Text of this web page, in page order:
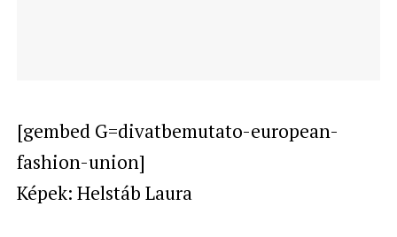
[gembed G=divatbemutato-european-
fashion-union]
Képek: Helstáb Laura